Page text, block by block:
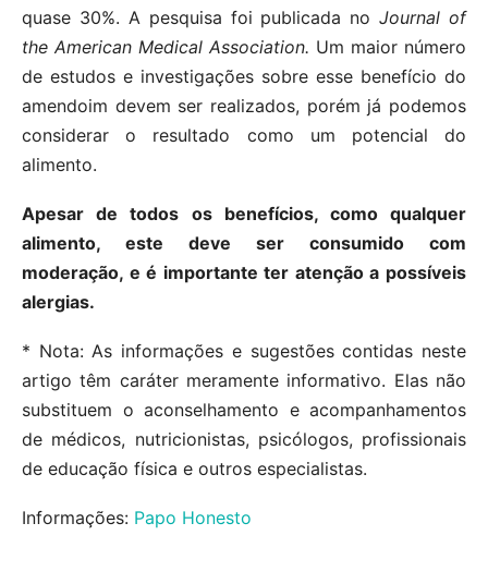
quase 30%. A pesquisa foi publicada noJournal of
the American Medical Association. Um maior número
de estudos e investigações sobre esse benefício do
amendoim devem ser realizados, porém já podemos
considerar o resultado como um potencial do
alimento.
Apesar de todos os benefícios, como qualquer
alimento, este deve ser consumido com
moderação, e é importante ter atenção a possíveis
alergias.
* Nota: As informações e sugestões contidas neste
artigo têm caráter meramente informativo. Elas não
substituem o aconselhamento e acompanhamentos
de médicos, nutricionistas, psicólogos, profissionais
de educação física e outros especialistas.
Informações: Papo Honesto